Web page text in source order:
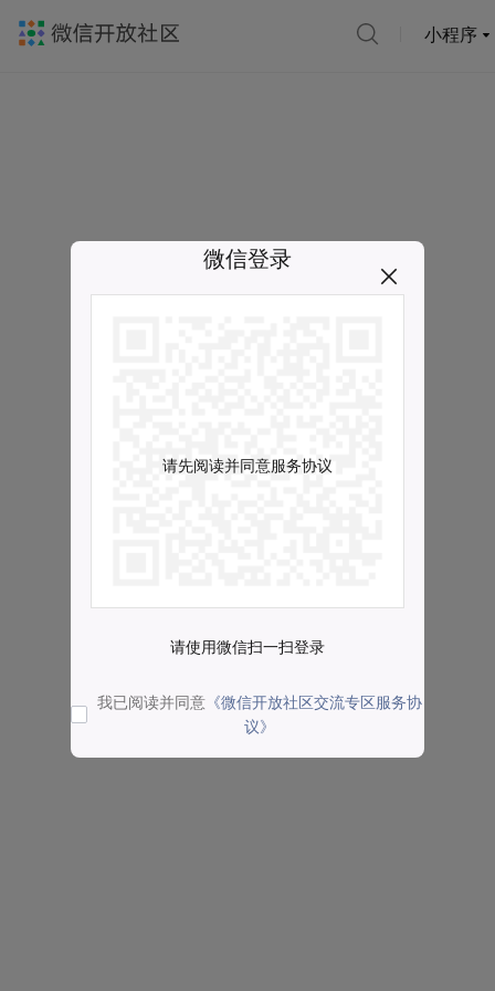
小程序
微信登录
请先阅读并同意服务协议
请使用微信扫一扫登录
我已阅读并同意 《微信开放社区交流专区服务协
议》